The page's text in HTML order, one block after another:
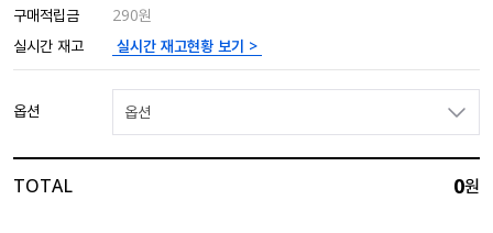
구매적립금
290원
실시간 재고
실시간 재고현황 보기 >
옵션 옵션
TOTAL 0원